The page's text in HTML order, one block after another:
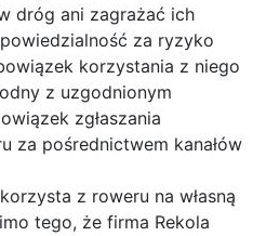
dróg ani zagrażać ich
za ryzyko
korzystania z niego
z uzgodnionym
zgłaszania
za pośrednictwem kanałów
z roweru na własną
tego, że firma Rekola